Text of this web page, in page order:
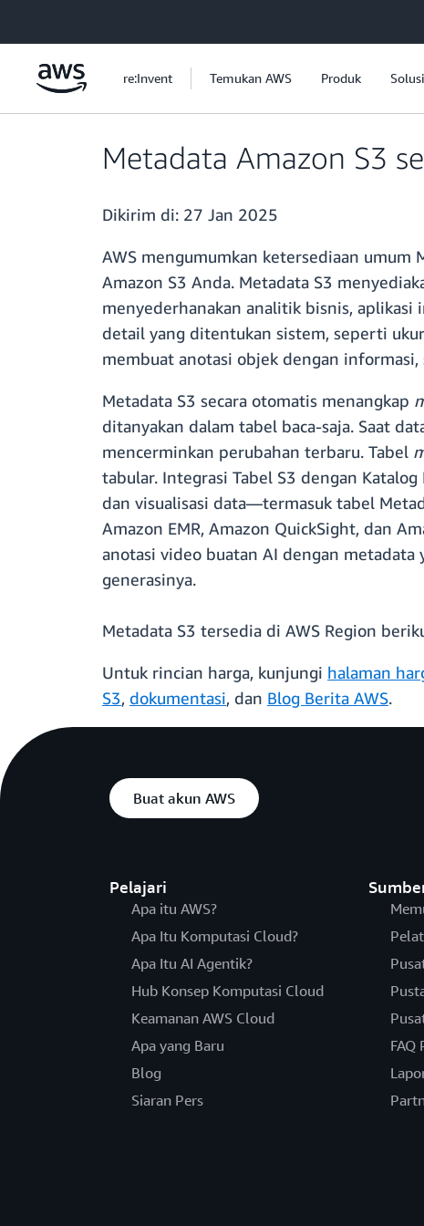
re:Invent Temukan AWS Produk Solusi
Metadata Amazon S3
Dikirim di: 27 Jan 2025
AWS mengumumkan ketersediaan
Amazon S3 Anda. Metadata S3
menyederhanakan analitik bisnis, aplikasi
detail yang ditentukan sistem, seperti
membuat anotasi objek dengan
Metadata S3 secara otomatis menangkap
ditanyakan dalam tabel baca-saja. Saat
mencerminkan perubahan terbaru. Tabel
tabular. Integrasi Tabel S3 dengan
dan visualisasi data—termasuk tabel
Amazon EMR, Amazon QuickSight, dan
anotasi video buatan AI dengan
generasinya.
Metadata S3 tersedia di AWS Region
Untuk rincian harga, kunjungi halaman
S3, dokumentasi, dan Blog Berita AWS.
Buat akun AWS
Pelajari
Apa itu AWS?
Apa Itu Komputasi Cloud?
Apa Itu AI Agentik?
Hub Konsep Komputasi Cloud
Keamanan AWS Cloud
Apa yang Baru
Blog
Siaran Pers
FAQ